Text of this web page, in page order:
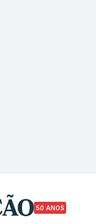
50 ANOS